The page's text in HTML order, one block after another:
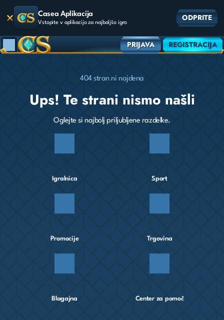
Casea Aplikacija
Vstopite v aplikacijo za najboljšo igro
ODPRITE
PRIJAVA REGISTRACIJA
404 stran ni najdena
Ups! Te strani nismo našli
Oglejte si najbolj priljubljene razdelke.
Igralnica Sport
Promocije Trgovina
Blagajna Center za pomoč